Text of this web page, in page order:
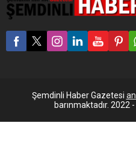
çatışmalar da devam ediyor.
İlçede çıkan çatışmada
yaralan ve 17 gündür
Gülhane Askeri Tıp
Şemdinli Haber Gazetesi
barınmaktadır. 2022 -